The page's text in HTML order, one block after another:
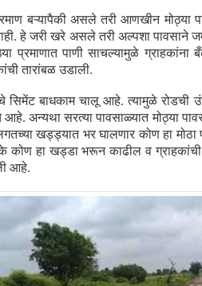
प्रमाण बऱ्यापैकी असले तरी आणखीन
हे जरी खरे असले तरी अल्पशा पावसाने
प्रमाणात पाणी साचल्यामुळे ग्राहकांना
तारांबळ उडाली.
रोडचे सिमेंट बाधकाम चालू आहे. त्यामुळे
अन्यथा सरत्या पावसाळ्यात मोठ्या
खड्ड्यात भर घालणार कोण हा
हा खड्डा भरून काढील व
आहे.